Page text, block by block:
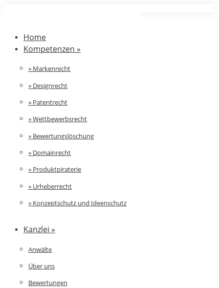
springenHome
Kompetenzen »
» Markenrecht
» Designrecht
» Patentrecht
» Wettbewerbsrecht
» Bewertungslöschung
» Domainrecht
» Produktpiraterie
» Urheberrecht
» Konzeptschutz und Ideenschutz
Kanzlei »
Anwälte
Über uns
Bewertungen